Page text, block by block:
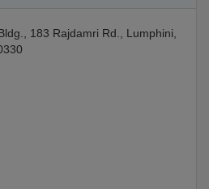
183 Rajdamri Rd., Lumphini,